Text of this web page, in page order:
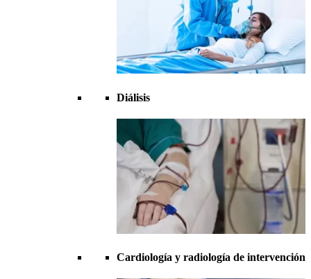
Diálisis
Cardiología y radiología de intervención